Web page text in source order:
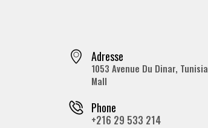
Adresse
1053 Avenue Du Dinar, Tunisia
Mall
Phone
+216 29 533 214